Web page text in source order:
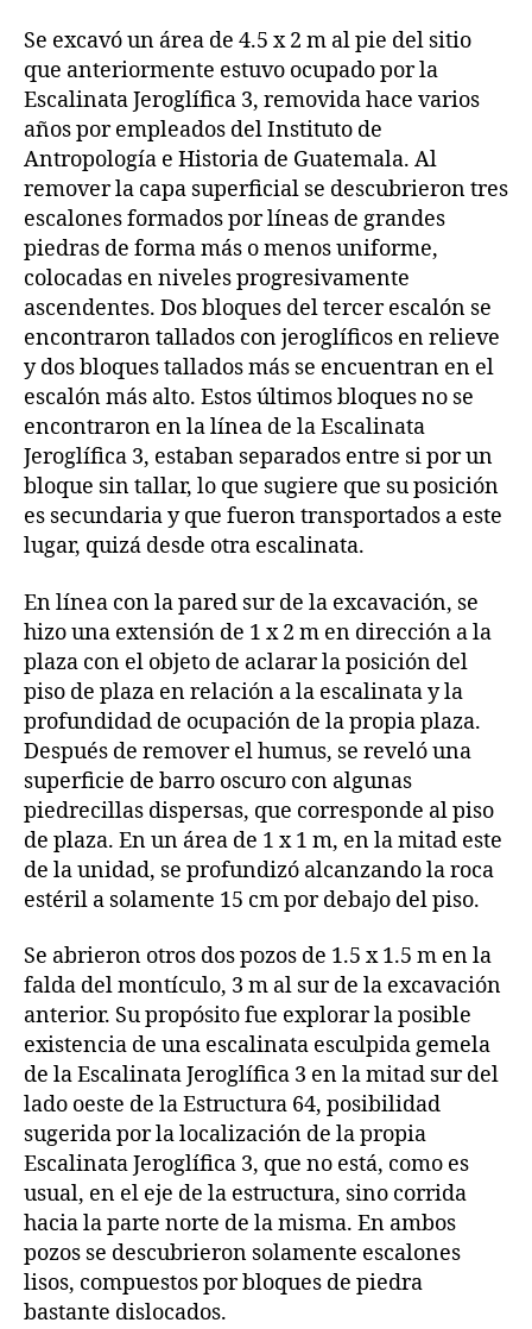
Se excavó un área de 4.5 x 2 m al pie del sitio
que anteriormente estuvo ocupado por la
Escalinata Jeroglífica 3, removida hace varios
años por empleados del Instituto de
Antropología e Historia de Guatemala. Al
remover la capa superficial se descubrieron tres
escalones formados por líneas de grandes
piedras de forma más o menos uniforme,
colocadas en niveles progresivamente
ascendentes. Dos bloques del tercer escalón se
encontraron tallados con jeroglíficos en relieve
y dos bloques tallados más se encuentran en el
escalón más alto. Estos últimos bloques no se
encontraron en la línea de la Escalinata
Jeroglífica 3, estaban separados entre si por un
bloque sin tallar, lo que sugiere que su posición
es secundaria y que fueron transportados a este
lugar, quizá desde otra escalinata.
En línea con la pared sur de la excavación, se
hizo una extensión de 1 x 2 m en dirección a la
plaza con el objeto de aclarar la posición del
piso de plaza en relación a la escalinata y la
profundidad de ocupación de la propia plaza.
Después de remover el humus, se reveló una
superficie de barro oscuro con algunas
piedrecillas dispersas, que corresponde al piso
de plaza. En un área de 1 x 1 m, en la mitad este
de la unidad, se profundizó alcanzando la roca
estéril a solamente 15 cm por debajo del piso.
Se abrieron otros dos pozos de 1.5 x 1.5 m en la
falda del montículo, 3 m al sur de la excavación
anterior. Su propósito fue explorar la posible
existencia de una escalinata esculpida gemela
de la Escalinata Jeroglífica 3 en la mitad sur del
lado oeste de la Estructura 64, posibilidad
sugerida por la localización de la propia
Escalinata Jeroglífica 3, que no está, como es
usual, en el eje de la estructura, sino corrida
hacia la parte norte de la misma. En ambos
pozos se descubrieron solamente escalones
lisos, compuestos por bloques de piedra
bastante dislocados.